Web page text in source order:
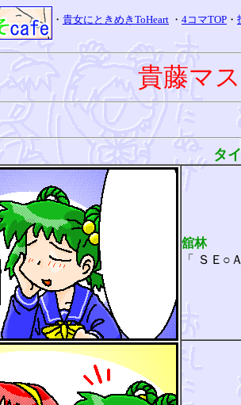
・ 貴女にときめきToHeart ・ 4コマTOP ・
貴藤マ
タ
舘林
「 ＳＥ○